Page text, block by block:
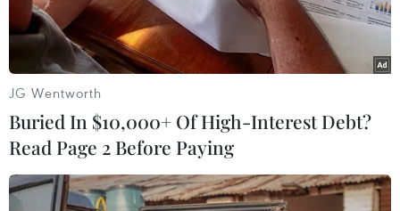
JG Wentworth
Buried In $10,000+ Of High-Interest Debt?
Read Page 2 Before Paying